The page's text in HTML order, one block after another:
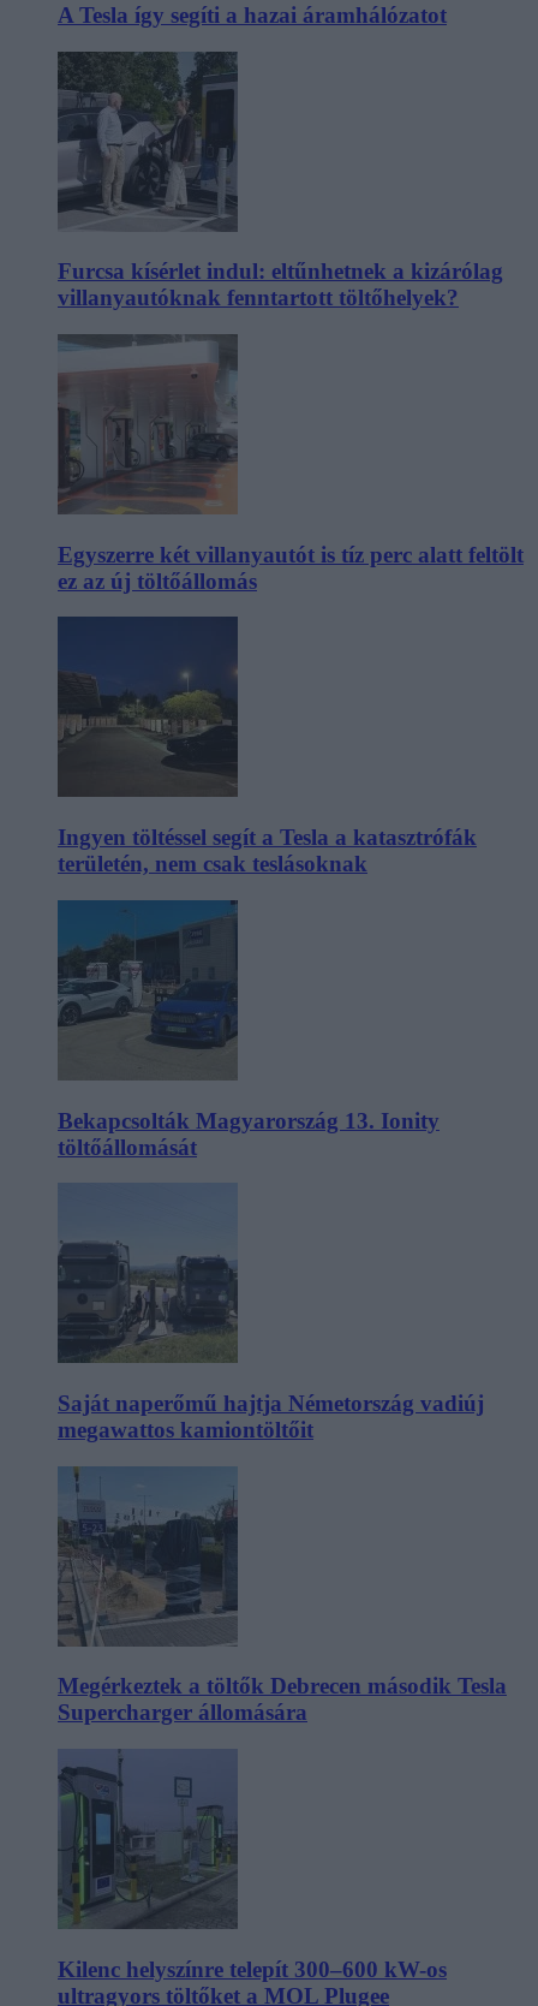
A Tesla így segíti a hazai áramhálózatot
Furcsa kísérlet indul: eltűnhetnek a kizárólag
villanyautóknak fenntartott töltőhelyek?
Egyszerre két villanyautót is tíz perc alatt feltölt
ez az új töltőállomás
Ingyen töltéssel segít a Tesla a katasztrófák
területén, nem csak teslásoknak
Bekapcsolták Magyarország 13. Ionity
töltőállomását
Saját naperőmű hajtja Németország vadiúj
megawattos kamiontöltőit
Megérkeztek a töltők Debrecen második Tesla
Supercharger állomására
Kilenc helyszínre telepít 300–600 kW-os
ultragyors töltőket a MOL Plugee